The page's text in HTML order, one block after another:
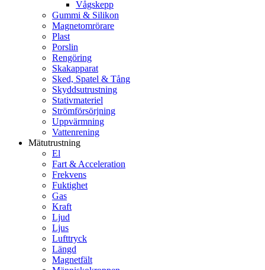
Vågskepp
Gummi & Silikon
Magnetomrörare
Plast
Porslin
Rengöring
Skakapparat
Sked, Spatel & Tång
Skyddsutrustning
Stativmateriel
Strömförsörjning
Uppvärmning
Vattenrening
Mätutrustning
El
Fart & Acceleration
Frekvens
Fuktighet
Gas
Kraft
Ljud
Ljus
Lufttryck
Längd
Magnetfält